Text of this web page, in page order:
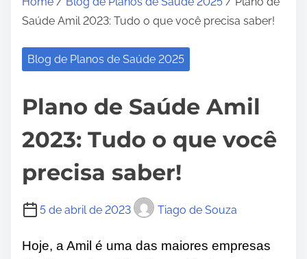
Saúde Amil 2023: Tudo o que você precisa saber!
Blog de Planos de Saúde 2025
Plano de Saúde Amil
2023: Tudo o que você
precisa saber!
5 de abril de 2023 Tiago de Souza
Hoje, a Amil é uma das maiores empresas